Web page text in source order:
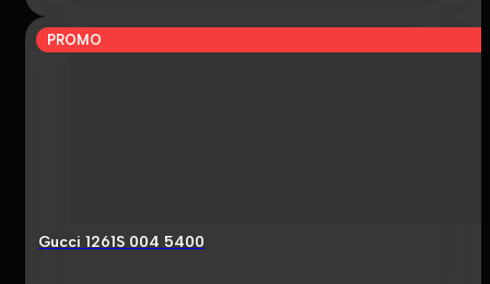
PROMO
Gucci 1261S 004 5400